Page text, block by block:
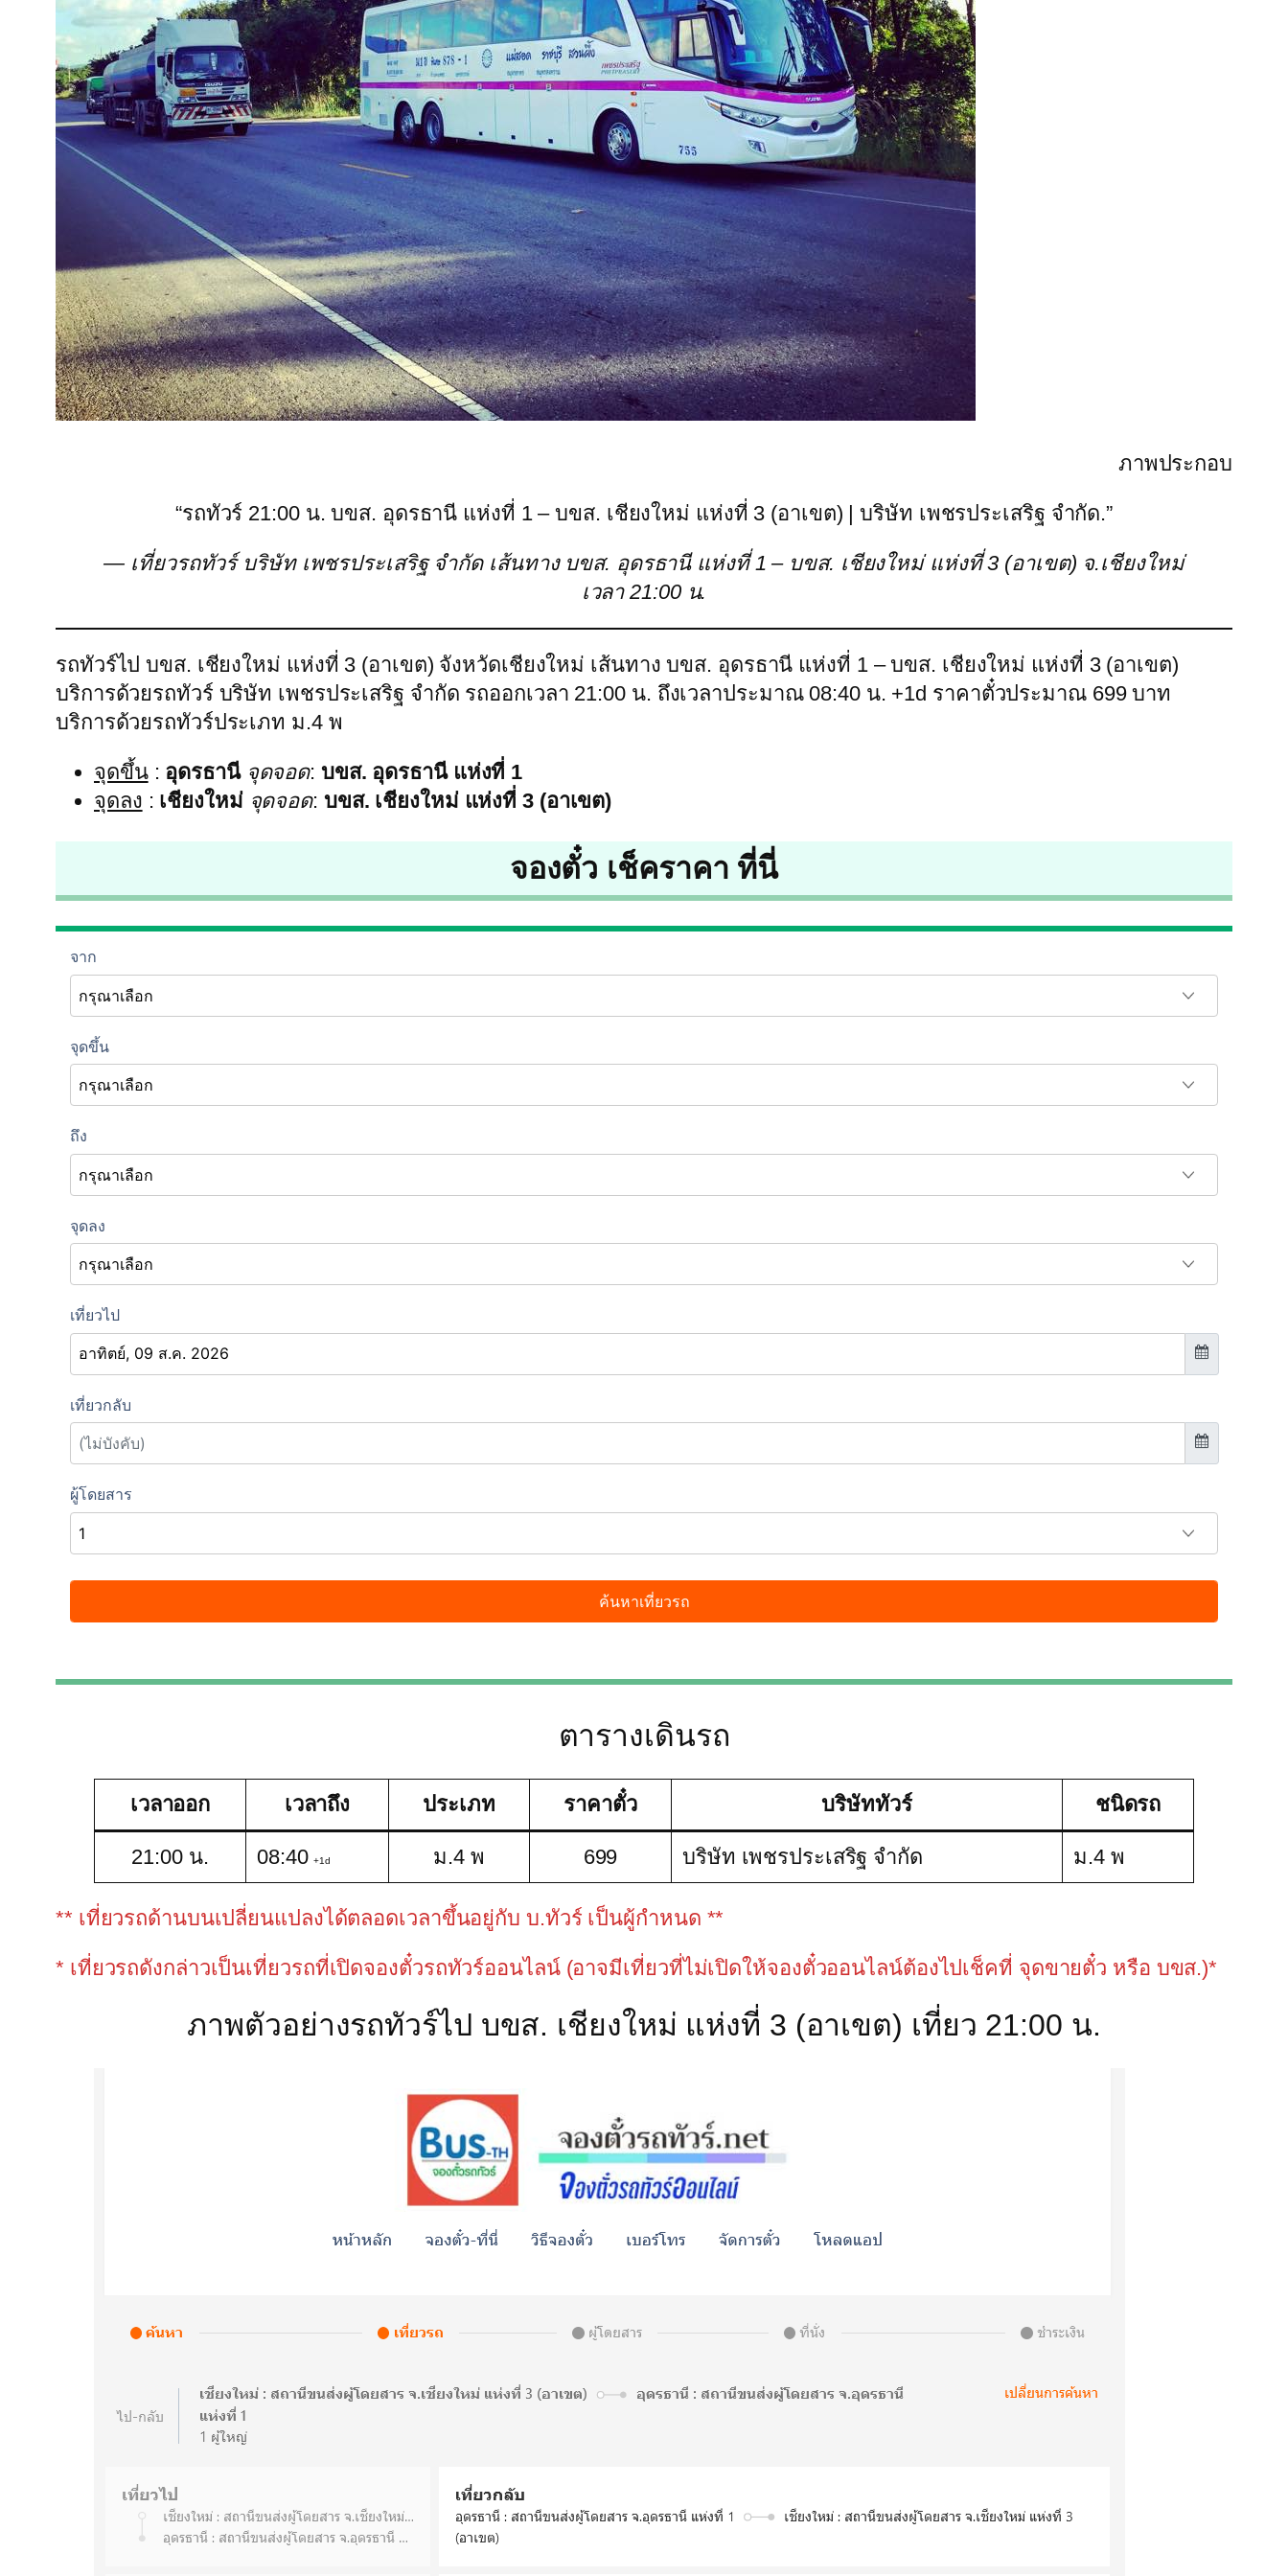
ภาพประกอบ
“รถทัวร์ 21:00 น. บขส. อุดรธานี แห่งที่ 1 – บขส. เชียงใหม่ แห่งที่ 3 (อาเขต) | บริษัท เพชรประเสริฐ จำกัด.”
— เที่ยวรถทัวร์ บริษัท เพชรประเสริฐ จำกัด เส้นทาง บขส. อุดรธานี แห่งที่ 1 – บขส. เชียงใหม่ แห่งที่ 3 (อาเขต) จ.เชียงใหม่
เวลา 21:00 น.
รถทัวร์ไป บขส. เชียงใหม่ แห่งที่ 3 (อาเขต) จังหวัดเชียงใหม่ เส้นทาง บขส. อุดรธานี แห่งที่ 1 – บขส. เชียงใหม่ แห่งที่ 3 (อาเขต)
บริการด้วยรถทัวร์ บริษัท เพชรประเสริฐ จำกัด รถออกเวลา 21:00 น. ถึงเวลาประมาณ 08:40 น. +1d ราคาตั๋วประมาณ 699 บาท
บริการด้วยรถทัวร์ประเภท ม.4 พ
จุดขึ้น: อุดรธานี จุดจอด: บขส. อุดรธานี แห่งที่ 1
จุดลง : เชียงใหม่ จุดจอด: บขส. เชียงใหม่ แห่งที่ 3 (อาเขต)
จองตั๋ว เช็คราคา ที่นี่
ตารางเดินรถ
เวลาออก เวลาถึง ประเภท ราคาตั๋ว บริษัททัวร์ ชนิดรถ
21:00 น. 08:40+1d ม.4 พ 699 บริษัท เพชรประเสริฐ จำกัด ม.4 พ
** เที่ยวรถด้านบนเปลี่ยนแปลงได้ตลอดเวลาขึ้นอยู่กับ บ.ทัวร์ เป็นผู้กำหนด **
* เที่ยวรถดังกล่าวเป็นเที่ยวรถที่เปิดจองตั๋วรถทัวร์ออนไลน์ (อาจมีเที่ยวที่ไม่เปิดให้จองตั๋วออนไลน์ต้องไปเช็คที่ จุดขายตั๋ว หรือ บขส.)*
ภาพตัวอย่างรถทัวร์ไป บขส. เชียงใหม่ แห่งที่ 3 (อาเขต) เที่ยว 21:00 น.